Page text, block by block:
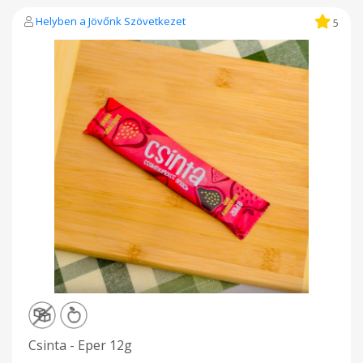
édesítőszereket, így a termék ideális választás az
egészségtudatos nassolni vágyóknak vagy akár a sportolóknak
is. A Banános eper Csinta vegán és gluténmentes étrend
mellett is fogyasztható, sőt akkor is, ha az ember nem
diétázik. A Banános eper Csintát alapos kézi munkával és
odafigyeléssel készítjük és csak a legjobb minőségű eper és
almafajtákat használjuk fel a termelés során. A termék
előállításához nincs szükség mesterséges
adalékanyagokra és főzés helyett kíméletesen szárítjuk, így a
barack és az alma saját, intenzív ízét és tápanyagtartalmát
teljes mértékben megőrzi. Hozzáadott cukrot nem tartalmaz.
Fénytől védve, zárt csomagolásban tárolva sokáig finom
marad. Átlagos tápérték adatok 100 g 12 g (egy Csinta)
Energiatartalom 1.630 kJ / 388 kcal 195 kJ / 46 kcal Zsír 1 g 0,12 g
amelyből telített zsírsavak 0,2 g
Helyben a Jövőnk Szövetkezet 5
Csinta - Eper 12g